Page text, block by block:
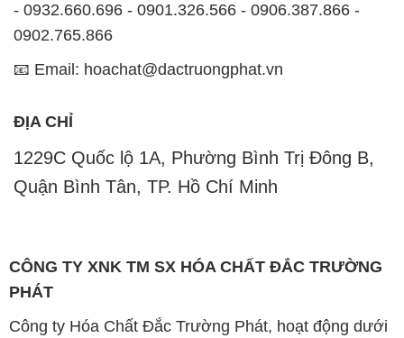
- 0932.660.696 - 0901.326.566 - 0906.387.866 -
0902.765.866
📧 Email: hoachat@dactruongphat.vn
ĐỊA CHỈ
1229C Quốc lộ 1A, Phường Bình Trị Đông B,
Quận Bình Tân, TP. Hồ Chí Minh
CÔNG TY XNK TM SX HÓA CHẤT ĐẮC TRƯỜNG
PHÁT
Công ty Hóa Chất Đắc Trường Phát, hoạt động dưới